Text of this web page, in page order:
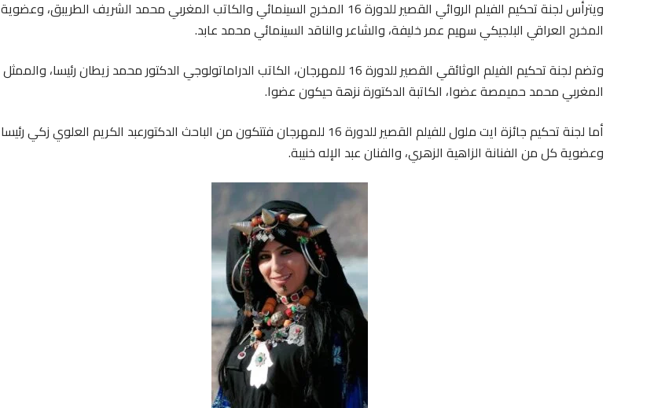
ويترأس لجنة تحكيم الفيلم الروائي القصير للدورة 16 المخرج السينمائي والكاتب المغربي محمد الشريف الطريبق، وعضوية
المخرج العراقي البلجيكي سهيم عمر خليفة، والشاعر والناقد السينمائي محمد عابد.
وتضم لجنة تحكيم الفيلم الوثائقي القصير للدورة 16 للمهرجان، الكاتب الدراماتولوجي الدكتور محمد زيطان رئيسا، والممثل
المغربي محمد حميمصة عضوا، الكاتبة الدكتورة نزهة حيكون عضوا.
أما لجنة تحكيم جائزة ايت ملول للفيلم القصير للدورة 16 للمهرجان فتتكون من الباحث الدكتورعبد الكريم العلوي زكي رئيسا
وعضوية كل من الفنانة الزاهية الزهري، والفنان عبد الإله خنيبة.